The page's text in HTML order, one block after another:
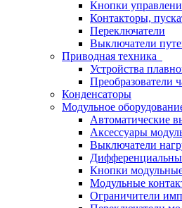
Кнопки
Контакторы,
Переключатели
Выключатели
Приводная техника
Устройства
Преобразователи
Конденсаторы
Модульное
Автоматические
Аксессуары
Выключатели
Кнопки
Модульные
Ограничители